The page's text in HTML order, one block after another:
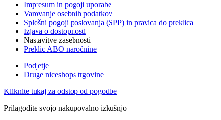
Impresum in pogoji uporabe
Varovanje osebnih podatkov
Splošni pogoji poslovanja (SPP) in pravica do preklica
Izjava o dostopnosti
Nastavitve zasebnosti
Preklic ABO naročnine
Podjetje
Druge niceshops trgovine
Kliknite tukaj za odstop od pogodbe
Prilagodite svojo nakupovalno izkušnjo